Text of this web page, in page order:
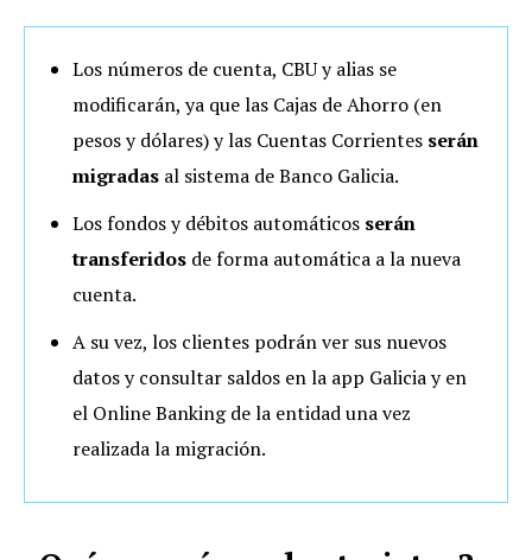
Los números de cuenta, CBU y alias se
modificarán, ya que las Cajas de Ahorro (en
pesos y dólares) y las Cuentas Corrientes serán
migradas al sistema de Banco Galicia.
Los fondos y débitos automáticos serán
transferidos de forma automática a la nueva
cuenta.
A su vez, los clientes podrán ver sus nuevos
datos y consultar saldos en la app Galicia y en
el Online Banking de la entidad una vez
realizada la migración.